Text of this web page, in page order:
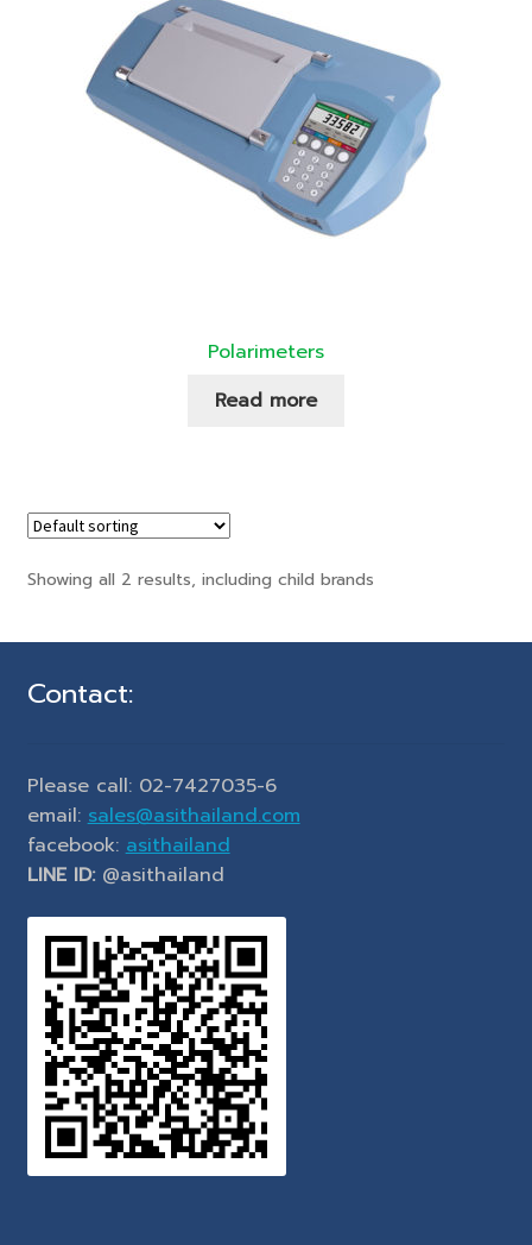
Polarimeters
Read more
Showing all 2 results, including child brands
Contact:
Please call: 02-7427035-6
email: sales@asithailand.com
facebook: asithailand
LINE ID:@asithailand